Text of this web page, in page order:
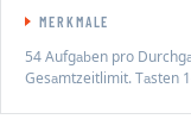
MERKMALE
54 Aufgaben pro
Gesamtzeitlimit. Tasten